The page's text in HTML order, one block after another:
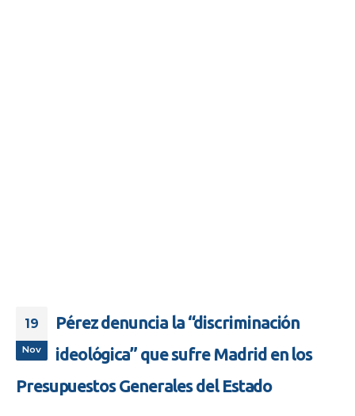
19
Nov
Pérez denuncia la “discriminación
ideológica” que sufre Madrid en los
Presupuestos Generales del Estado